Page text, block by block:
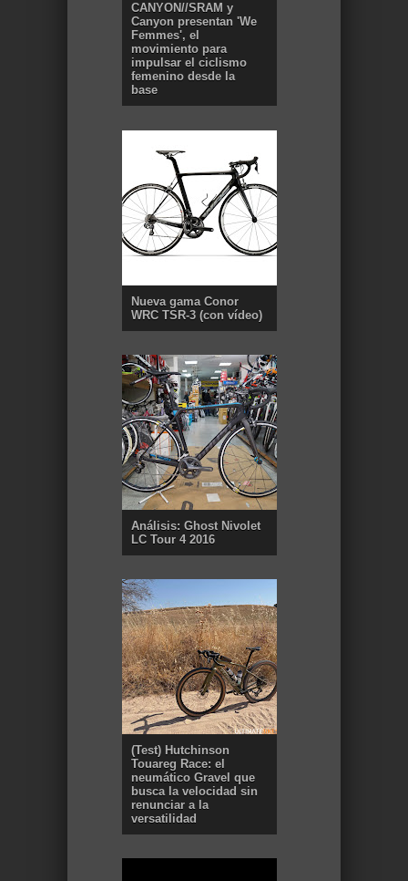
CANYON//SRAM y
Canyon presentan 'We
Femmes', el
movimiento para
impulsar el ciclismo
femenino desde la
base
Nueva gama Conor
WRC TSR-3 (con vídeo)
Análisis: Ghost Nivolet
LC Tour 4 2016
(Test) Hutchinson
Touareg Race: el
neumático Gravel que
busca la velocidad sin
renunciar a la
versatilidad